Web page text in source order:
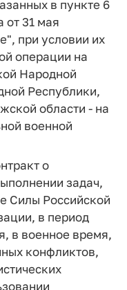
в пункте 6
от 31 мая
при условии их
операции на
Народной
Республики,
области - на
военной
о
задач,
Силы Российской
в период
в военное время,
конфликтов,